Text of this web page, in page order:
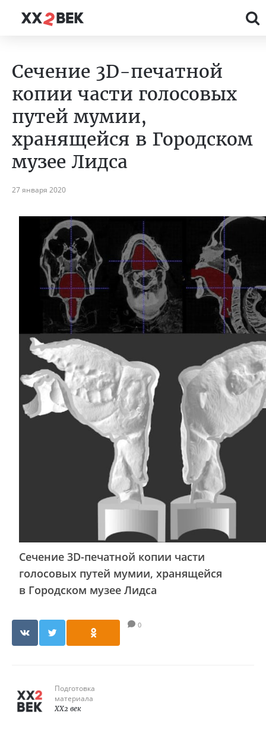
Сечение 3D-печатной
копии части голосовых
путей мумии,
хранящейся в Городском
музее Лидса
27 января 2020
Сечение 3D-печатной копии части
голосовых путей мумии, хранящейся
в Городском музее Лидса
0
Подготовка
материала
XX2 век